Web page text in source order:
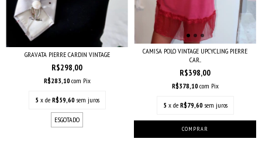
GRAVATA PIERRE CARDIN VINTAGE
R$298,00
R$283,10com Pix
5 x de R$59,60 sem juros
ESGOTADO
CAMISA POLO VINTAGE UPCYCLING PIERRE
CAR...
R$398,00
R$378,10com Pix
5 x de R$79,60 sem juros